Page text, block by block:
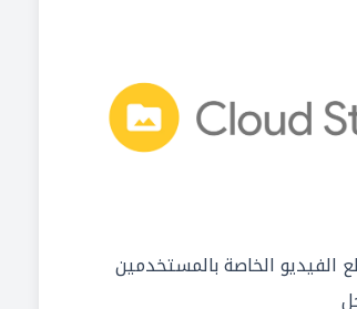
الفيديو الخاصة بالمستخدمين